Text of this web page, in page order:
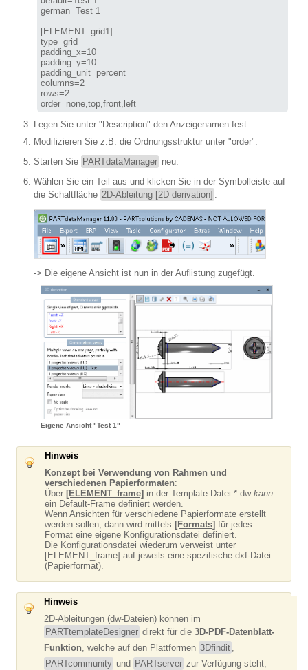
german=Test 1
[ELEMENT_grid1]
type=grid
padding_x=10
padding_y=10
padding_unit=percent
columns=2
rows=2
order=none,top,front,left
Legen Sie unter "Description" den Anzeigenamen fest.
Modifizieren Sie z.B. die Ordnungsstruktur unter "order".
Starten Sie PARTdataManager neu.
Wählen Sie ein Teil aus und klicken Sie in der Symbolleiste auf
die Schaltfläche 2D-Ableitung [2D derivation] .
-> Die eigene Ansicht ist nun in der Auflistung zugefügt.
Eigene Ansicht "Test 1"
Hinweis
Konzept bei Verwendung von Rahmen und
verschiedenen Papierformaten:
Über [ELEMENT_frame] in der Template-Datei *.dw kann
ein Default-Frame definiert werden.
Wenn Ansichten für verschiedene Papierformate erstellt
werden sollen, dann wird mittels [Formats] für jedes
Format eine eigene Konfigurationsdatei definiert.
Die Konfigurationsdatei wiederum verweist unter
[ELEMENT_frame] auf jeweils eine spezifische dxf-Datei
(Papierformat).
Hinweis
2D-Ableitungen (dw-Dateien) können im
PARTtemplateDesigner direkt für die 3D-PDF-Datenblatt-
Funktion, welche auf den Plattformen 3Dfindit ,
PARTcommunity und PARTserver zur Verfügung steht,